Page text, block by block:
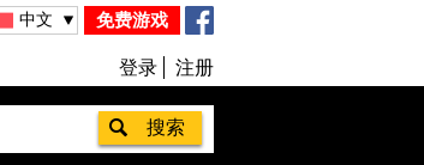
免费游戏
中文
登录 注册